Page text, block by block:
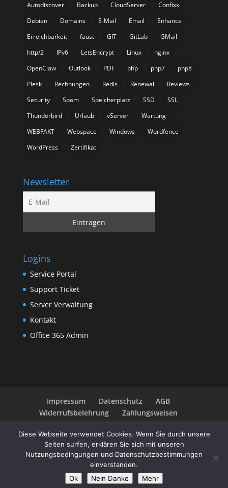
Autodiscover Backup CloudServer
Confixx
Debian
Domains E-Mail Email
Enhance
Erreichbarkeit
faust GIT GitLab
GMail
http/2
IPv6 LetsEncrypt Linux
nginx
OpenClaw
Outlook PDF php php7
php8
Plesk
Rechnungen Redis Renewal
Reviews
Security
Spam Speicherplatz SSD
SSL
Thunderbird
Urlaub vServer
Wartung
WEBFAKT
Webspace Windows
Wordfence
WordPress
Zertifikat
Newsletter
Logins
Service Portal
Support Ticket
Server Verwaltung
Kontakt
Office 365 Admin
Impressum Datenschutz
AGB
Widerrufsbelehrung
Zahlungsweisen
© be-webspace.de - 1994-2026 - Webhosting 100% in
Deutschland
Made in Thuringia
Diese Webseite verwendet Cookies. Wenn Sie durch unsere
Seiten surfen, erklären Sie sich mit unseren
Nutzungsbedingungen und Datenschutzbestimmungen
einverstanden.
Ok
Nein Danke Mehr